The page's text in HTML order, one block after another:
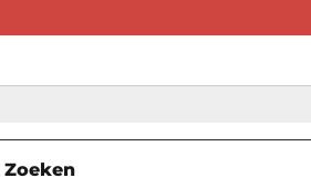
Zoeken